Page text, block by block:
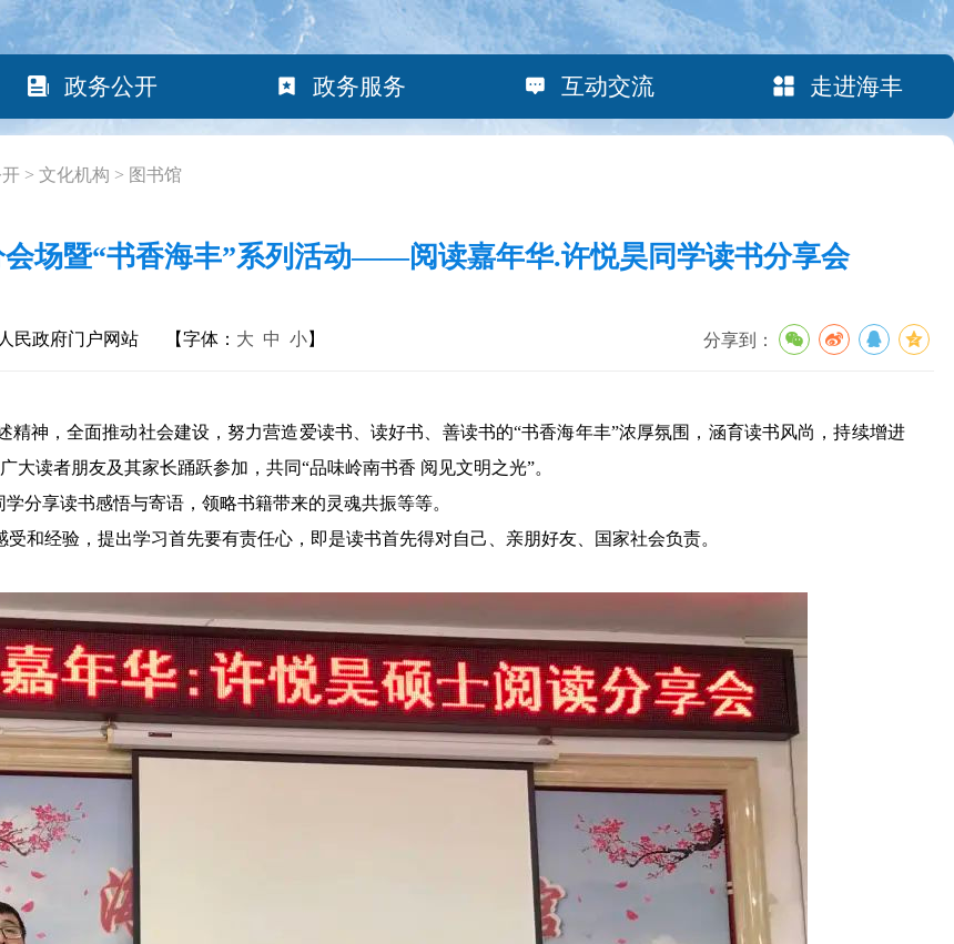
政务公开 政务服务 互动交流 走进海丰
> 文化机构 > 图书馆
会场暨“书香海丰”系列活动——阅读嘉年华.许悦昊同学读书分享会
民政府门户网站 【字体： 大 中 小】 分享到：
，全面推动社会建设，努力营造爱读书、读好书、善读书的“书香海年丰”浓厚氛围，涵育读书风尚，持续增进
读者朋友及其家长踊跃参加，共同“品味岭南书香 阅见文明之光”。
享读书感悟与寄语，领略书籍带来的灵魂共振等等。
经验，提出学习首先要有责任心，即是读书首先得对自己、亲朋好友、国家社会负责。